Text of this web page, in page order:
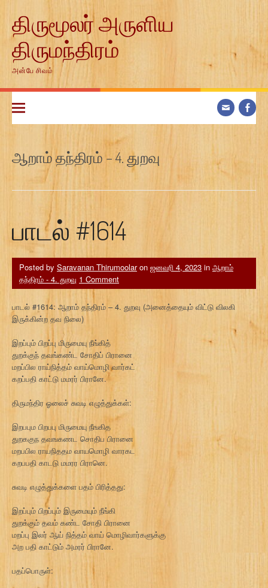
contentதிருமூலர் அருளிய
திருமந்திரம்
அன்பே சிவம்
ஆறாம் தந்திரம் – 4. துறவு
பாடல் #1614
Posted by Saravanan Thirumoolaron ஜனவரி 4, 2023 in ஆறாம்
தந்திரம் - 4. துறவு 1 Comment
பாடல் #1614: ஆறாம் தந்திரம் – 4. துறவு (அனைத்தையும் விட்டு விலகி
இருக்கின்ற தவ நிலை)
இறப்பும் பிறப்பு மிருமையு நீங்கித்
துறக்குந் தவங்கண்ட சோதிப் பிரானை
மறப்பில ராய்நித்தம் வாய்மொழி வார்கட்
கறப்பதி காட்டு மமரர் பிரானே.
திருமந்திர ஓலைச் சுவடி எழுத்துக்கள்:
இறபபும பிறபபு மிருமையு நீஙகித
துறககுந தவஙகணட சொதிப பிரானை
மறபபில ராயநிததம வாயமொழி வாரகட
கறபபதி காடடு மமரர பிரானெ.
சுவடி எழுத்துக்களை பதம் பிரித்தது:
இறப்பும் பிறப்பும் இருமையும் நீங்கி
துறக்கும் தவம் கண்ட சோதி பிரானை
மறப்பு இலர் ஆய் நித்தம் வாய் மொழிவார்களுக்கு
அற பதி காட்டும் அமரர் பிரானே.
பதப்பொருள்: